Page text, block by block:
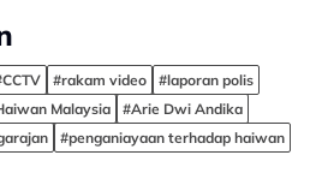
#rakam video
#laporan polis
Malaysia
#Arie Dwi Andika
#penganiayaan terhadap haiwan